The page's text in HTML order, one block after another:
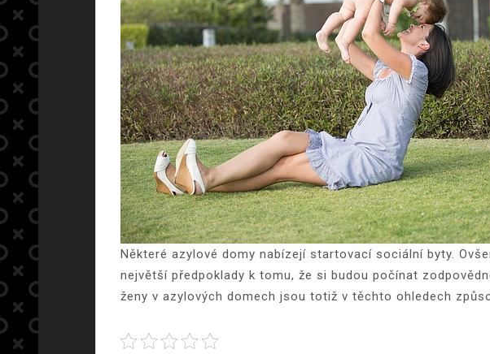
Některé azylové domy nabízejí startovací sociální byty.
největší předpoklady k tomu, že si budou počínat
ženy v azylových domech jsou totiž v těchto ohledech